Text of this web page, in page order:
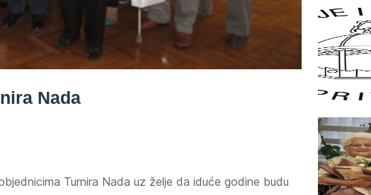
Nada
Turnira Nada uz želje da iduće godine budu